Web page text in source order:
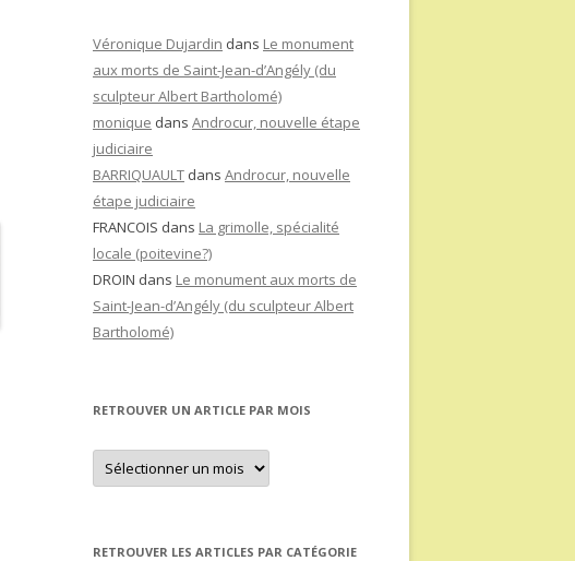
Véronique Dujardin dans Le monument
aux morts de Saint-Jean-d’Angély (du
sculpteur Albert Bartholomé)
monique dans Androcur, nouvelle étape
judiciaire
BARRIQUAULT dans Androcur, nouvelle
étape judiciaire
FRANCOIS dans La grimolle, spécialité
locale (poitevine?)
DROIN dans Le monument aux morts de
Saint-Jean-d’Angély (du sculpteur Albert
Bartholomé)
RETROUVER UN ARTICLE PAR MOIS
Retrouver
un
article
RETROUVER LES ARTICLES PAR CATÉGORIE